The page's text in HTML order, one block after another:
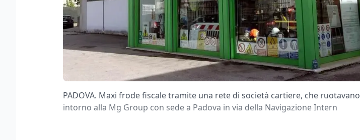
PADOVA. Maxi frode fiscale tramite una rete di società cartiere, che ruotavano
intorno alla Mg Group con sede a Padova in via della Navigazione Intern